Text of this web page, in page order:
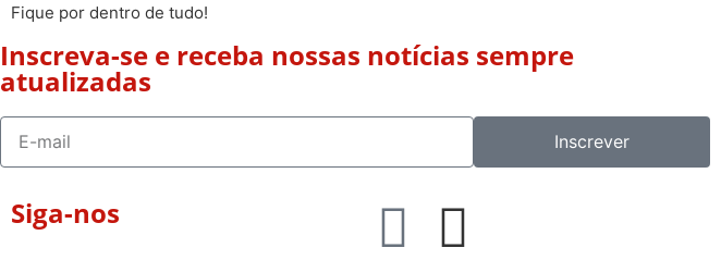
Fique por dentro de tudo!
Inscreva-se e receba nossas notícias sempre
atualizadas
Inscrever
Siga-nos